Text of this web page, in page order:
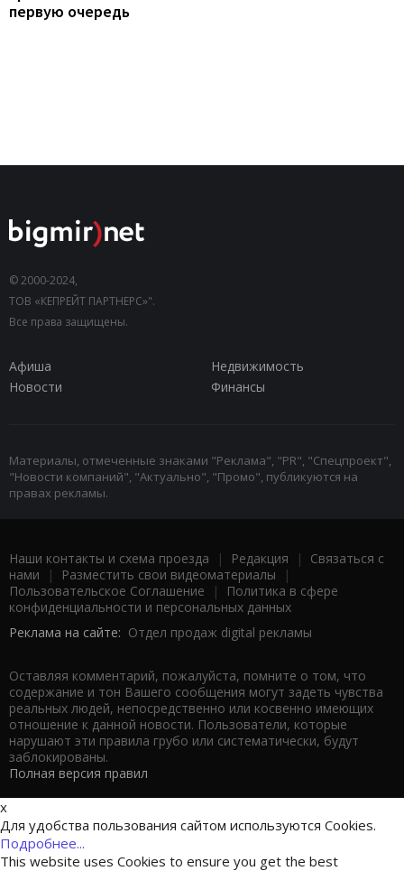
первую очередь
© 2000-2024,
ТОВ «КЕПРЕЙТ ПАРТНЕРС»".
Все права защищены.
Афиша
Недвижимость
Новости
Финансы
Материалы, отмеченные знаками "Реклама", "PR", "Спецпроект",
"Новости компаний", "Актуально", "Промо", публикуются на
правах рекламы.
Наши контакты и схема проезда | Редакция | Связаться с
нами | Разместить свои видеоматериалы |
Пользовательское Соглашение |
Политика в сфере
конфиденциальности и персональных данных
Реклама на сайте: Отдел продаж digital рекламы
Оставляя комментарий, пожалуйста, помните о том, что
содержание и тон Вашего сообщения могут задеть чувства
реальных людей, непосредственно или косвенно имеющих
отношение к данной новости. Пользователи, которые
нарушают эти правила грубо или систематически, будут
заблокированы.
Полная версия правил
x
Для удобства пользования сайтом используются Cookies.
Подробнее...
This website uses Cookies to ensure you get the best